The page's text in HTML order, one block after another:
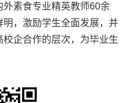
素食专业精英教师60余
，激励学生全面发展，并
企合作的层次，为毕业生